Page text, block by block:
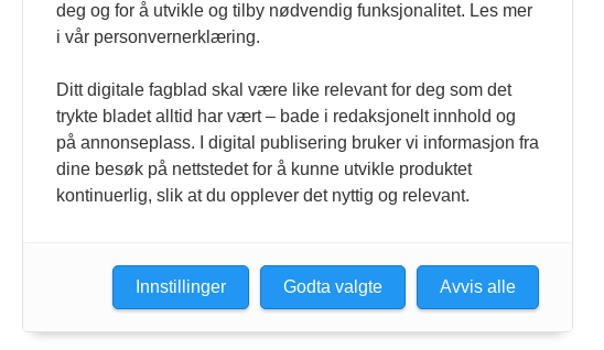
deg og for å utvikle og tilby nødvendig funksjonalitet. Les mer
i vår personvernerklæring.
Ditt digitale fagblad skal være like relevant for deg som det
trykte bladet alltid har vært – bade i redaksjonelt innhold og
på annonseplass. I digital publisering bruker vi informasjon fra
dine besøk på nettstedet for å kunne utvikle produktet
kontinuerlig, slik at du opplever det nyttig og relevant.
Avvis alle
Godta valgte
Innstillinger